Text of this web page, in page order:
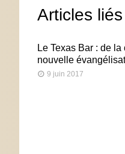
Articles liés
Le Texas Bar : de
nouvelle
9 juin 2017